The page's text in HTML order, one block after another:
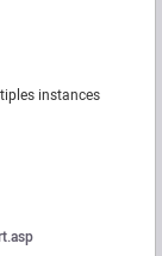
instances